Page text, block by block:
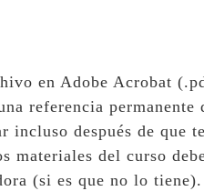
en Adobe Acrobat
referencia permanente
incluso después de que
materiales del curso
(si es que no lo tiene).